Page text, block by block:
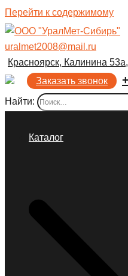
Перейти к содержимому
uralmet2008@mail.ru
Красноярск, Калинина
Заказать звонок
Найти:
Каталог